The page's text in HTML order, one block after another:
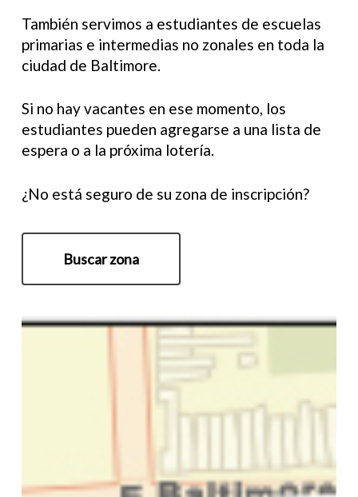
También servimos a estudiantes de escuelas
primarias e intermedias no zonales en toda la
ciudad de Baltimore.
Si no hay vacantes en ese momento, los
estudiantes pueden agregarse a una lista de
espera o a la próxima lotería.
¿No está seguro de su zona de inscripción?
Buscar zona